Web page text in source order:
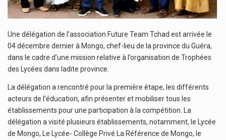
Une délégation de l’association Future Team Tchad est arrivée le
04 décembre dernier à Mongo, chef-lieu de la province du Guéra,
dans le cadre d’une mission relative à l’organisation de Trophées
des Lycées dans ladite province.
La délégation a rencontré pour la première étape, les différents
acteurs de l’éducation, afin présenter et mobiliser tous les
établissements pour une participation à la compétition. La
délégation a visité plusieurs établissements, notamment, le Lycée
de Mongo, Le Lycée- Collège Privé La Référence de Mongo, le